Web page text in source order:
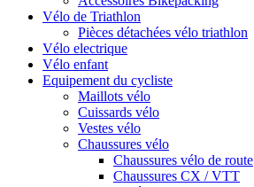
Vélo de Triathlon
Pièces détachées vélo triathlon
Vélo electrique
Vélo enfant
Equipement du cycliste
Maillots vélo
Cuissards vélo
Vestes vélo
Chaussures vélo
Chaussures vélo de route
Chaussures CX / VTT